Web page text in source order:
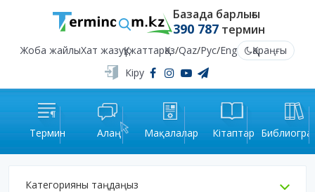
Базада барлығы
390 787термин
Жоба жайлыХат жазуҚұжаттарҚаз/Qaz/Рус/Eng
Қараңғы
Кіру
Термин Алаң Мақалалар Кітаптар
Категорияны таңдаңыз